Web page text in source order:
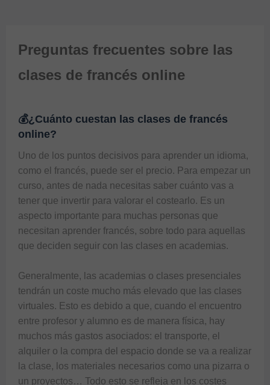
Preguntas frecuentes sobre las
clases de francés online
💰¿Cuánto cuestan las clases de francés
online?
Uno de los puntos decisivos para aprender un idioma,
como el francés, puede ser el precio. Para empezar un
curso, antes de nada necesitas saber cuánto vas a
tener que invertir para valorar el costearlo. Es un
aspecto importante para muchas personas que
necesitan aprender francés, sobre todo para aquellas
que deciden seguir con las clases en academias.
Generalmente, las academias o clases presenciales
tendrán un coste mucho más elevado que las clases
virtuales. Esto es debido a que, cuando el encuentro
entre profesor y alumno es de manera física, hay
muchos más gastos asociados: el transporte, el
alquiler o la compra del espacio donde se va a realizar
la clase, los materiales necesarios como una pizarra o
un proyectos… Todo esto se refleja en los costes